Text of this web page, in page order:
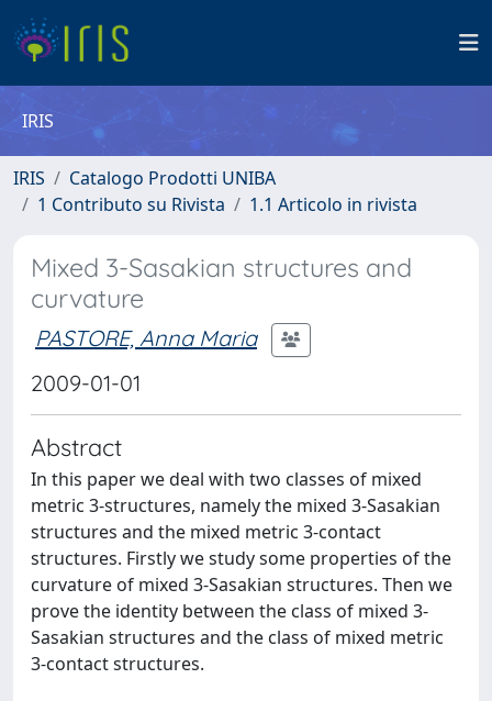
IRIS
IRIS
Catalogo Prodotti UNIBA
1 Contributo su Rivista
1.1 Articolo in rivista
Mixed 3-Sasakian structures and
curvature
PASTORE, Anna Maria
2009-01-01
Abstract
In this paper we deal with two classes of mixed
metric 3-structures, namely the mixed 3-Sasakian
structures and the mixed metric 3-contact
structures. Firstly we study some properties of the
curvature of mixed 3-Sasakian structures. Then we
prove the identity between the class of mixed 3-
Sasakian structures and the class of mixed metric
3-contact structures.